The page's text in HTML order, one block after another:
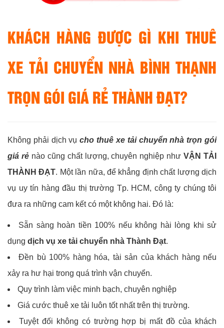
KHÁCH HÀNG ĐƯỢC GÌ KHI THUÊ
XE TẢI CHUYỂN NHÀ BÌNH THẠNH
TRỌN GÓI GIÁ RẺ THÀNH ĐẠT?
Không phải dịch vụcho thuê xe tải chuyển nhà trọn gói
giá rẻnào cũng chất lượng, chuyên nghiệp nhưVẬN TẢI
THÀNH ĐẠT. Một lần nữa, để khẳng định chất lượng dịch
vụ uy tín hàng đầu thị trường Tp. HCM, công ty chúng tôi
đưa ra những cam kết có một không hai. Đó là:
Sẵn sàng hoàn tiền 100% nếu không hài lòng khi sử
dụng dịch vụ xe tải chuyển nhà Thành Đạt.
Đền bù 100% hàng hóa, tài sản của khách hàng nếu
xảy ra hư hại trong quá trình vận chuyển.
Quy trình làm việc minh bạch, chuyên nghiệp
Giá cước thuê xe tải luôn tốt nhất trên thị trường.
Tuyệt đối không có trường hợp bị mất đồ của khách